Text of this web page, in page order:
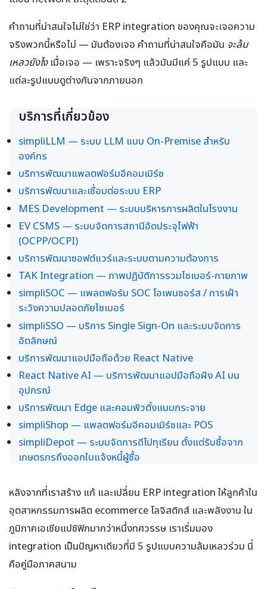
คำถามที่น่าสนใจไม่ใช่ว่า ERP integration ของคุณจะเจอความ
จริงพวกนี้หรือไม่ — มันต้องเจอ คำถามที่น่าสนใจคือมัน จะล้ม
เหลวยังไงเมื่อเจอ — เพราะจริงๆ แล้วมันมีแค่ 5 รูปแบบ และ
แต่ละรูปแบบดูต่างกันจากภายนอก
บริการที่เกี่ยวข้อง
simpliLLM — ระบบ LLM แบบ On-Premise สำหรับ
องค์กร
บริการพัฒนาแพลตฟอร์มอีคอมเมิร์ซ
บริการพัฒนาและเชื่อมต่อระบบ ERP
MES Development — ระบบบริหารการผลิตในโรงงาน
EV CSMS — ระบบจัดการสถานีอัดประจุไฟฟ้า
(OCPP/OCPI)
บริการพัฒนาซอฟต์แวร์และระบบตามความต้องการ
TAK Integration — ภาพปฏิบัติการรวมไซเบอร์-กายภาพ
simpliSOC — แพลตฟอร์ม SOC โอเพนซอร์ส / การเฝ้า
ระวังความปลอดภัยไซเบอร์
simpliSSO — บริการ Single Sign-On และระบบจัดการ
อัตลักษณ์
บริการพัฒนาแอปมือถือด้วย React Native
React Native AI — บริการพัฒนาแอปมือถือฝัง AI บน
อุปกรณ์
บริการพัฒนา Edge และคอมพิวติ้งแบบกระจาย
simpliShop — แพลตฟอร์มอีคอมเมิร์ซและ POS
simpliDepot — ระบบจัดการดีโปทุเรียน ตั้งแต่รับซื้อจาก
เกษตรกรถึงออกใบแจ้งหนี้ผู้ซื้อ
หลังจากที่เราสร้าง แก้ และเปลี่ยน ERP integration ให้ลูกค้าใน
อุตสาหกรรมการผลิต ecommerce โลจิสติกส์ และพลังงาน ใน
ภูมิภาคเอเชียแปซิฟิกมากว่าหนึ่งทศวรรษ เราเริ่มมอง
integration เป็นปัญหาเดียวที่มี 5 รูปแบบความล้มเหลวร่วม นี่
คือคู่มือภาคสนาม